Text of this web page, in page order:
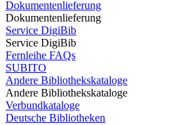
Dokumentenlieferung
Dokumentenlieferung
Service DigiBib
Service DigiBib
Fernleihe FAQs
SUBITO
Andere Bibliothekskataloge
Andere Bibliothekskataloge
Verbundkataloge
Deutsche Bibliotheken